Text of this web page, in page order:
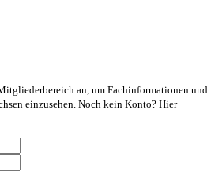
an, um Fachinformationen und
einzusehen. Noch kein Konto? Hier